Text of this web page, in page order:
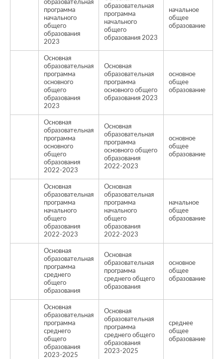
образовательная
программа
начального
общего
образования
2023
образовательная
программа
начального
общего
образования 2023
начальное
общее
образование
Основная
образовательная
программа
основного
общего
образования
2023
Основная
образовательная
программа
основного общего
образования 2023
основное
общее
образование
Основная
образовательная
программа
основного
общего
образования
2022-2023
Основная
образовательная
программа
основного общего
образования
2022-2023
основное
общее
образование
Основная
образовательная
программа
начального
общего
образования
2022-2023
Основная
образовательная
программа
начального
общего
образования
2022-2023
начальное
общее
образование
Основная
образовательная
программа
среднего
общего
образования
Основная
образовательная
программа
среднего общего
образования
основное
общее
образование
Основная
образовательная
программа
среднего
общего
образования
2023-2025
Основная
образовательная
программа
среднего общего
образования
2023-2025
среднее
общее
образование